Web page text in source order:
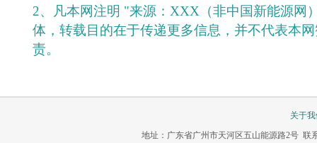
2、凡本网注明 "来源：XXX（非中国新能源网
体，转载目的在于传递更多信息，并不代表本
责。
关于
地址：广东省广州市天河区五山能源路2号 联